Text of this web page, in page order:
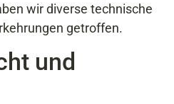
wir diverse technische
getroffen.
und